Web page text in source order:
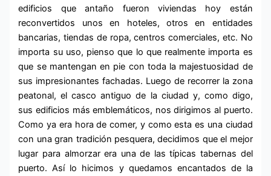
edificios que antaño fueron viviendas hoy están
reconvertidos unos en hoteles, otros en entidades
bancarias, tiendas de ropa, centros comerciales, etc. No
importa su uso, pienso que lo que realmente importa es
que se mantengan en pie con toda la majestuosidad de
sus impresionantes fachadas. Luego de recorrer la zona
peatonal, el casco antiguo de la ciudad y, como digo,
sus edificios más emblemáticos, nos dirigimos al puerto.
Como ya era hora de comer, y como esta es una ciudad
con una gran tradición pesquera, decidimos que el mejor
lugar para almorzar era una de las típicas tabernas del
puerto. Así lo hicimos y quedamos encantados de la